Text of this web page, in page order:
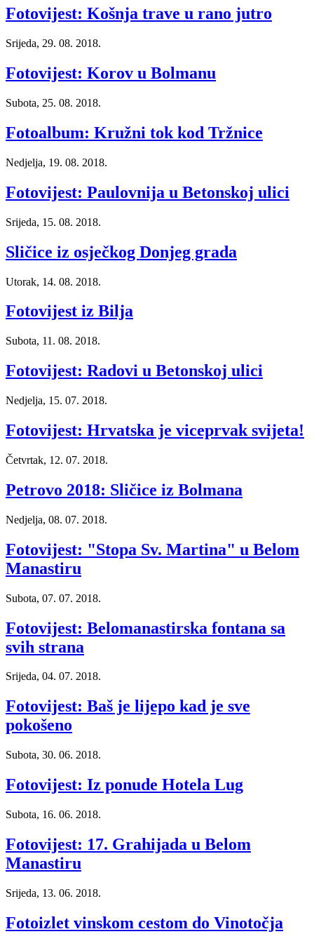
Fotovijest: Košnja trave u rano jutro
Srijeda, 29. 08. 2018.
Fotovijest: Korov u Bolmanu
Subota, 25. 08. 2018.
Fotoalbum: Kružni tok kod Tržnice
Nedjelja, 19. 08. 2018.
Fotovijest: Paulovnija u Betonskoj ulici
Srijeda, 15. 08. 2018.
Sličice iz osječkog Donjeg grada
Utorak, 14. 08. 2018.
Fotovijest iz Bilja
Subota, 11. 08. 2018.
Fotovijest: Radovi u Betonskoj ulici
Nedjelja, 15. 07. 2018.
Fotovijest: Hrvatska je viceprvak svijeta!
Četvrtak, 12. 07. 2018.
Petrovo 2018: Sličice iz Bolmana
Nedjelja, 08. 07. 2018.
Fotovijest: "Stopa Sv. Martina" u Belom
Manastiru
Subota, 07. 07. 2018.
Fotovijest: Belomanastirska fontana sa
svih strana
Srijeda, 04. 07. 2018.
Fotovijest: Baš je lijepo kad je sve
pokošeno
Subota, 30. 06. 2018.
Fotovijest: Iz ponude Hotela Lug
Subota, 16. 06. 2018.
Fotovijest: 17. Grahijada u Belom
Manastiru
Srijeda, 13. 06. 2018.
Fotoizlet vinskom cestom do Vinotočja